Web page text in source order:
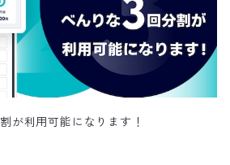
が利用可能になります！